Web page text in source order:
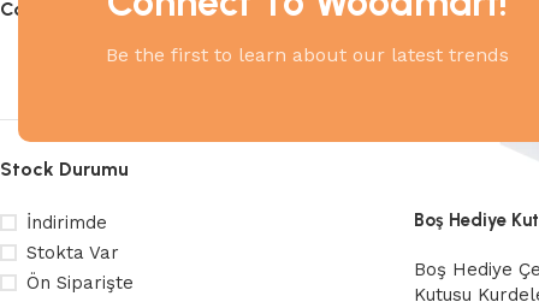
Be the first to learn about our latest trends
Color
1
Stock Durumu
İndirimde
Stokta Var
Ön Siparişte
Boş Hediye
Boş Hediye
Kutusu